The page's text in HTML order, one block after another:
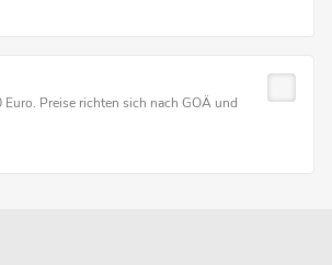
Euro. Preise richten sich nach GOÄ und